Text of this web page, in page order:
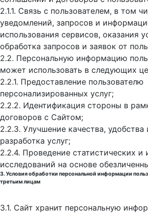
2.1.1. Связь с пользователем, в том
уведомлений, запросов и
использования сервисов, оказания
обработка запросов и заявок от
2.2. Персональную информацию
может использовать в следующих
2.2.1. Предоставление пользователю
персонализированных услуг;
2.2.2. Идентификация стороны в
договоров с Сайтом;
2.2.3. Улучшение качества, удобства
разработка услуг;
2.2.4. Проведение статистических и
исследований на основе
3. Условия обработки персональной информации
третьим лицам
3.1. Сайт хранит персональную